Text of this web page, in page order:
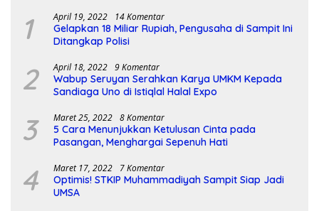
1 April 19, 2022 14 Komentar
Gelapkan 18 Miliar Rupiah, Pengusaha di Sampit Ini
Ditangkap Polisi
2 April 18, 2022 9 Komentar
Wabup Seruyan Serahkan Karya UMKM Kepada
Sandiaga Uno di Istiqlal Halal Expo
3 Maret 25, 2022 8 Komentar
5 Cara Menunjukkan Ketulusan Cinta pada
Pasangan, Menghargai Sepenuh Hati
4 Maret 17, 2022 7 Komentar
Optimis! STKIP Muhammadiyah Sampit Siap Jadi
UMSA